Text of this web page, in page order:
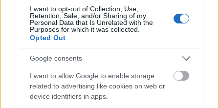
I want to opt-out of Collection, Use,
Retention, Sale, and/or Sharing of my
Personal Data that Is Unrelated with the
Purposes for which it was collected.
Opted Out
Google consents
I want to allow Google to enable storage
related to advertising like cookies on web or
device identifiers in apps.